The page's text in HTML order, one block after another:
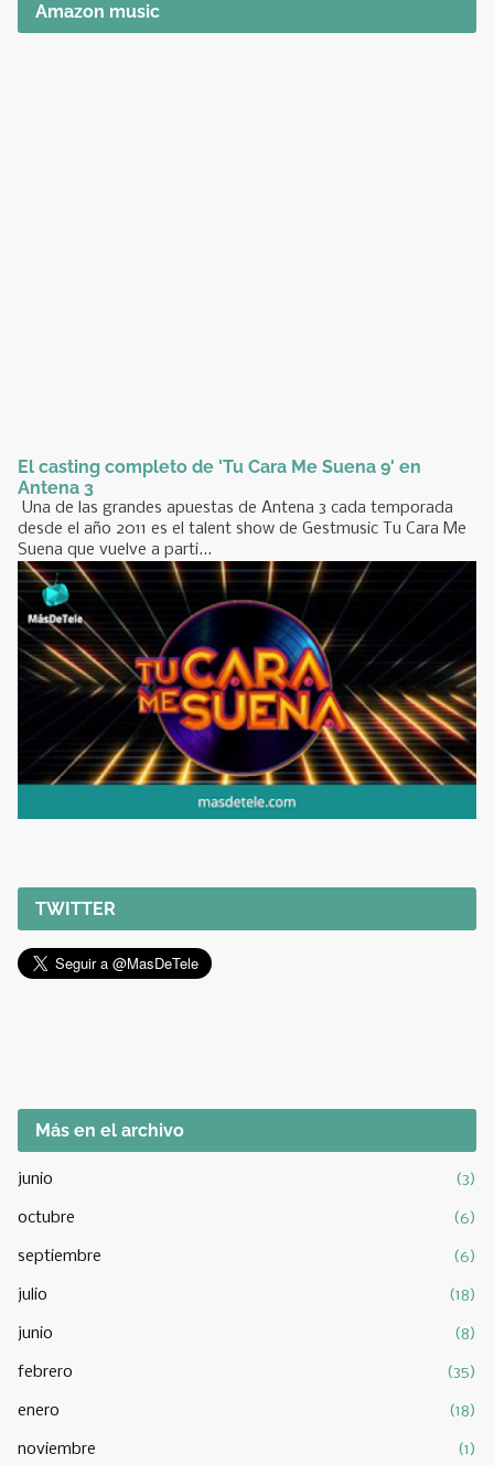
Amazon music
El casting completo de 'Tu Cara Me Suena 9' en
Antena 3
Una de las grandes apuestas de Antena 3 cada temporada
desde el año 2011 es el talent show de Gestmusic Tu Cara Me
Suena que vuelve a parti...
TWITTER
Más en el archivo
junio (3)
octubre (6)
septiembre (6)
julio (18)
junio (8)
febrero (35)
enero (18)
noviembre (1)